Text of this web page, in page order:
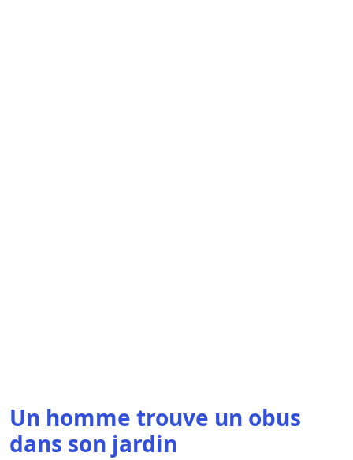
Un homme trouve un obus
dans son jardin